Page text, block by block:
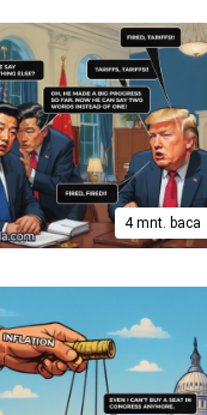
4 mnt. baca